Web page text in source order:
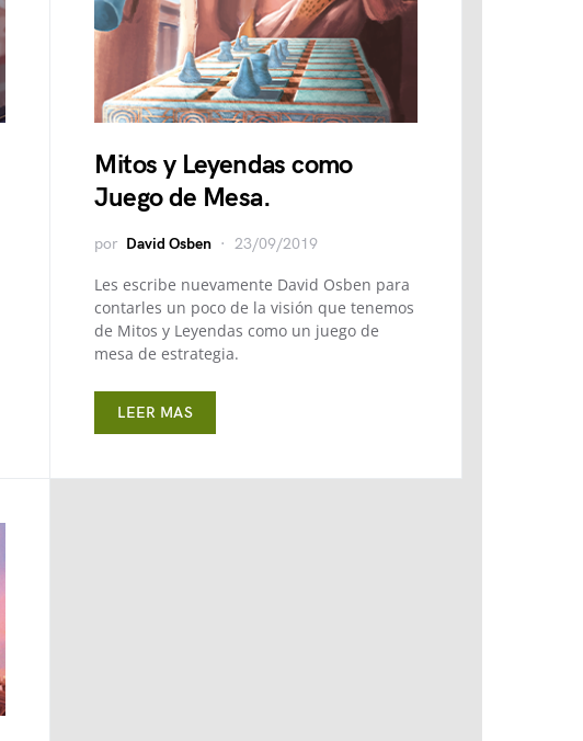
Mitos y Leyendas como
Juego de Mesa.
por David Osben 23/09/2019
Les escribe nuevamente David Osben para
contarles un poco de la visión que tenemos
de Mitos y Leyendas como un juego de
mesa de estrategia.
LEER MAS